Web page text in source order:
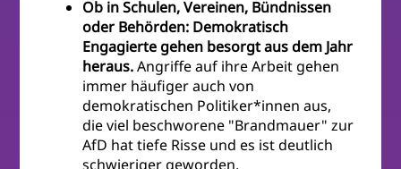
Ob in Schulen, Vereinen, Bündnissen
oder Behörden: Demokratisch
Engagierte gehen besorgt aus dem Jahr
heraus.Angriffe auf ihre Arbeit gehen
immer häufiger auch von
demokratischen Politiker*innen aus,
die viel beschworene "Brandmauer" zur
AfD hat tiefe Risse und es ist deutlich
schwieriger geworden,